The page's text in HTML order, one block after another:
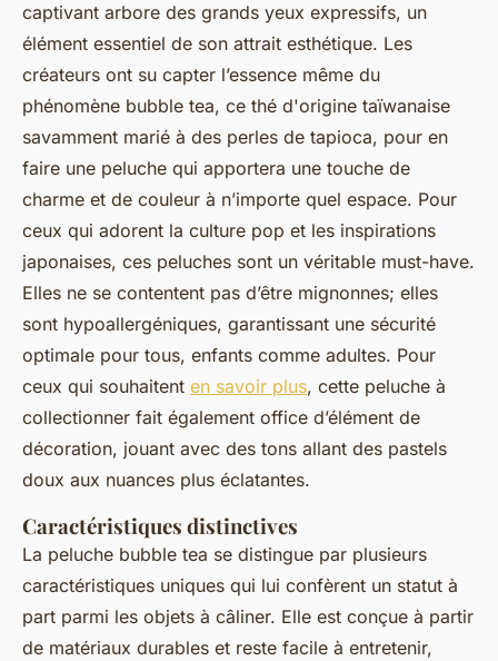
captivant arbore des grands yeux expressifs, un
élément essentiel de son attrait esthétique. Les
créateurs ont su capter l’essence même du
phénomène bubble tea, ce thé d'origine taïwanaise
savamment marié à des perles de tapioca, pour en
faire une peluche qui apportera une touche de
charme et de couleur à n’importe quel espace. Pour
ceux qui adorent la culture pop et les inspirations
japonaises, ces peluches sont un véritable must-have.
Elles ne se contentent pas d’être mignonnes; elles
sont hypoallergéniques, garantissant une sécurité
optimale pour tous, enfants comme adultes. Pour
ceux qui souhaitent en savoir plus, cette peluche à
collectionner fait également office d’élément de
décoration, jouant avec des tons allant des pastels
doux aux nuances plus éclatantes.
Caractéristiques distinctives
La peluche bubble tea se distingue par plusieurs
caractéristiques uniques qui lui confèrent un statut à
part parmi les objets à câliner. Elle est conçue à partir
de matériaux durables et reste facile à entretenir,